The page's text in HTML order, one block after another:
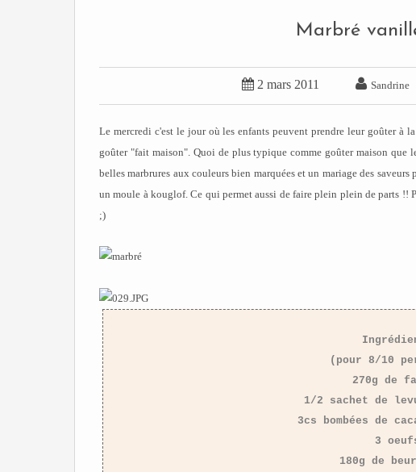
Marbré
 2 mars 2011  Sandrine
Le mercredi c'est le jour où les enfants peuvent prendre leur goûter à
goûter "fait maison". Quoi de plus typique comme goûter maison que
belles marbrures aux couleurs bien marquées et un mariage des
un moule à kouglof. Ce qui permet aussi de faire plein plein de parts !!
;)
(pour 8/10
270g de
1/2 sachet de
3cs bombées de
3
180g de